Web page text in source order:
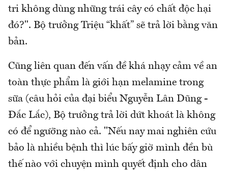
tri không dùng những trái cây có chất độc hại
đó?". Bộ trưởng Triệu “khất” sẽ trả lời bằng văn
bản.
Cũng liên quan đến vấn đề khá nhạy cảm về an
toàn thực phẩm là giới hạn melamine trong
sữa (câu hỏi của đại biểu Nguyễn Lân Dũng -
Đắc Lắc), Bộ trưởng trả lời dứt khoát là không
có để ngưỡng nào cả. "Nếu nay mai nghiên cứu
bảo là nhiều bệnh thì lúc bấy giờ mình đền bù
thế nào với chuyện mình quyết định cho dân